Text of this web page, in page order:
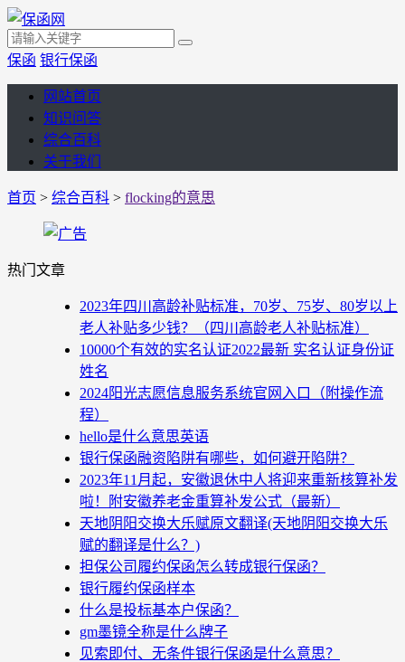
保函 银行保函
网站首页
知识问答
综合百科
关于我们
首页 > 综合百科 > flocking的意思
热门文章
2023年四川高龄补贴标准，70岁、75岁、80岁以上
老人补贴多少钱？（四川高龄老人补贴标准）
10000个有效的实名认证2022最新 实名认证身份证
姓名
2024阳光志愿信息服务系统官网入口（附操作流
程）
hello是什么意思英语
银行保函融资陷阱有哪些，如何避开陷阱？
2023年11月起，安徽退休中人将迎来重新核算补发
啦！附安徽养老金重算补发公式（最新）
天地阴阳交换大乐赋原文翻译(天地阴阳交换大乐
赋的翻译是什么？)
担保公司履约保函怎么转成银行保函？
银行履约保函样本
什么是投标基本户保函？
gm墨镜全称是什么牌子
见索即付、无条件银行保函是什么意思？